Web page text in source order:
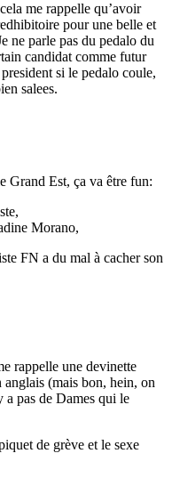
me rappelle qu’avoir
pour une belle et
ne parle pas du pedalo du
candidat comme futur
si le pedalo coule,
salees.
Grand Est, ça va être fun:
Morano,
FN a du mal à cacher son
rappelle une devinette
anglais (mais bon, hein, on
a pas de Dames qui le
de grève et le sexe